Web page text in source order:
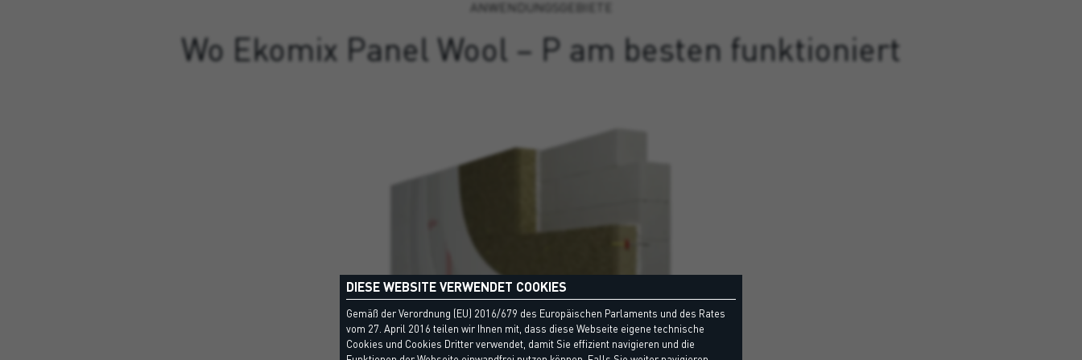
ANWENDUNGSGEBIETE
Wo Ekomix Panel Wool – P am besten funktioniert
DIESE WEBSITE VERWENDET COOKIES
Gemäß der Verordnung (EU) 2016/679 des Europäischen Parlaments und des Rates
vom 27. April 2016 teilen wir Ihnen mit, dass diese Webseite eigene technische
Cookies und Cookies Dritter verwendet, damit Sie effizient navigieren und die